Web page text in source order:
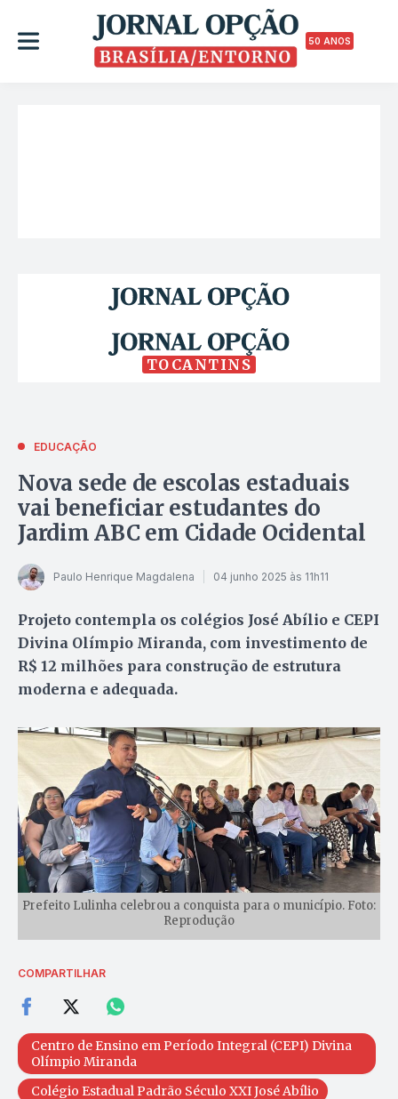
50 ANOS
TOCANTINS
EDUCAÇÃO
Nova sede de escolas estaduais
vai beneficiar estudantes do
Jardim ABC em Cidade Ocidental
Paulo Henrique Magdalena 04 junho 2025 às 11h11
Projeto contempla os colégios José Abílio e CEPI
Divina Olímpio Miranda, com investimento de
R$ 12 milhões para construção de estrutura
moderna e adequada.
Prefeito Lulinha celebrou a conquista para o município. Foto:
Reprodução
COMPARTILHAR
Centro de Ensino em Período Integral (CEPI) Divina
Olímpio Miranda
Colégio Estadual Padrão Século XXI José Abílio